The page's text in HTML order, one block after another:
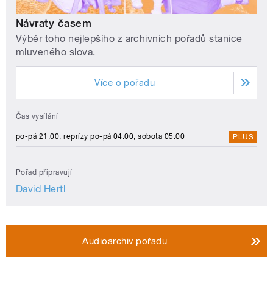
Návraty časem
Výběr toho nejlepšího z archivních pořadů stanice
mluveného slova.
Více o pořadu
Čas vysílání
po-pá 21:00, reprízy po-pá 04:00, sobota 05:00 PLUS
Pořad připravují
David Hertl
Audioarchiv pořadu